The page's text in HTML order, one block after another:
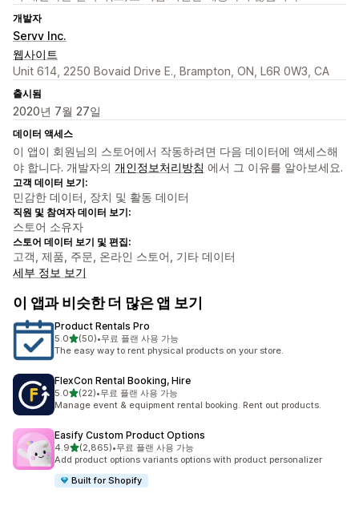
개발자
Servv Inc.
웹사이트
Unit 614, 2250 Bovaid Drive E., Brampton, ON, L6R 0W3, CA
출시됨
2020년 7월 27일
데이터 액세스
이 앱이 회원님의 스토어에서 작동하려면 다음 데이터에 액세스해
야 합니다. 개발자의 개인정보처리방침 에서 그 이유를 알아보세요.
고객 데이터 보기:
민감한 데이터, 장치 및 활동 데이터
직원 및 참여자 데이터 보기:
스토어 소유자
스토어 데이터 보기 및 편집:
고객, 제품, 주문, 온라인 스토어, 기타 데이터
세부 정보 보기
이 앱과 비슷한 더 많은 앱 보기
Product Rentals Pro
5.0별 5개 중
(50)
총 리뷰 50개
•무료 플랜 사용 가능
The easy way to rent physical products on your store.
FlexCon Rental Booking, Hire
5.0별 5개 중
(22)
총 리뷰 22개
•무료 플랜 사용 가능
Manage event & equipment rental booking. Rent out products.
Easify Custom Product Options
4.9별 5개 중
(2,865)
총 리뷰 2865개
•무료 플랜 사용 가능
Add product options variants options with product personalizer
Built for Shopify